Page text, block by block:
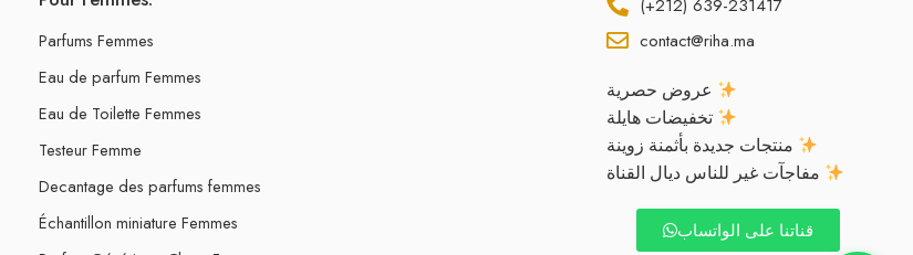
Parfums Femmes
Eau de parfum Femmes
Eau de Toilette Femmes
Testeur Femme
Decantage des parfums femmes
Échantillon miniature Femmes
(+212) 639-231417
contact@riha.ma
عروض حصرية
تخفيضات هايلة
منتجات جديدة بأثمنة زوينة
مفاجآت غير للناس ديال القناة
قناتنا على الواتساب